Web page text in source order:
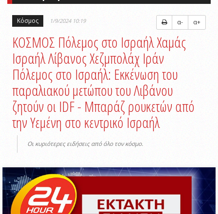
Κόσμος 1/9/2024 10:19 α- α+
ΚΟΣΜΟΣ Πόλεμος στο Ισραήλ Χαμάς
Ισραήλ Λίβανος Χεζμπολάχ Ιράν
Πόλεμος στο Ισραήλ: Εκκένωση του
παραλιακού μετώπου του Λιβάνου
ζητούν οι IDF - Μπαράζ ρουκετών από
την Υεμένη στο κεντρικό Ισραήλ
Οι κυριότερες ειδήσεις από όλο τον κόσμο.